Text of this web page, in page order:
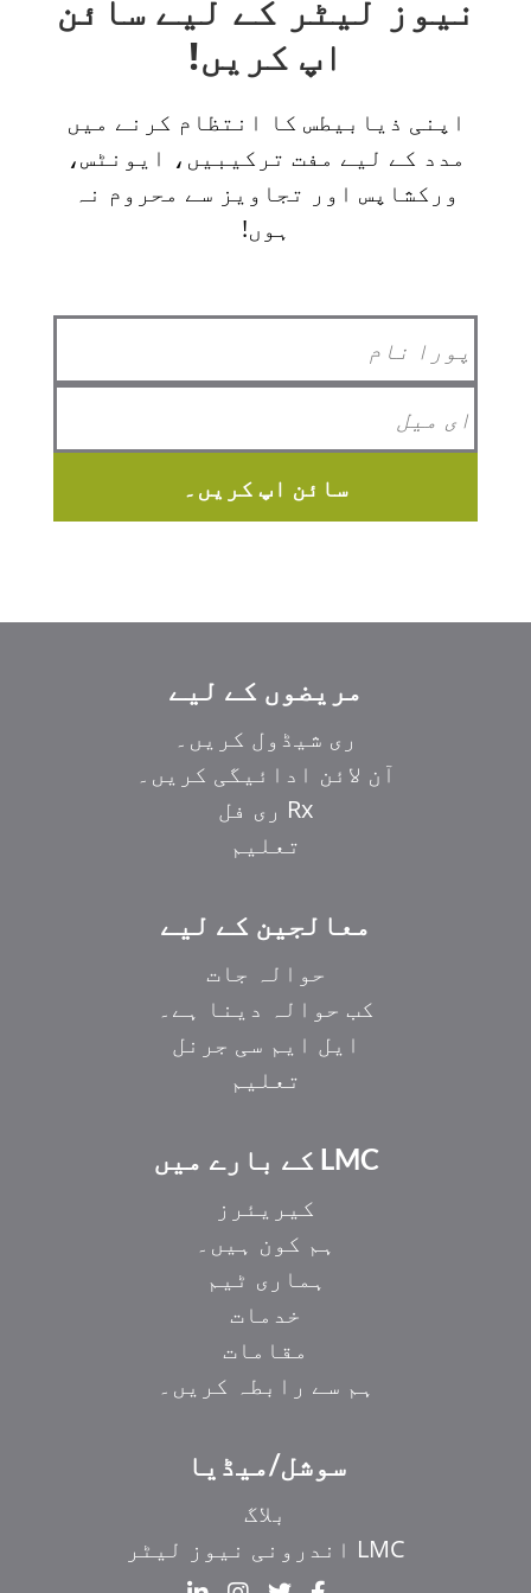
اپ کریں!
اپنی ذیابیطس کا انتظام کرنے میں
مدد کے لیے مفت ترکیبیں، ایونٹس،
ورکشاپس اور تجاویز سے محروم نہ
ہوں!
سائن اپ کریں۔
مریضوں کے لیے
ری شیڈول کریں۔
آن لائن ادائیگی کریں۔
Rx ری فل
تعلیم
معالجین کے لیے
حوالہ جات
کب حوالہ دینا ہے۔
ایل ایم سی جرنل
تعلیم
LMC کے بارے میں
کیریئرز
ہم کون ہیں۔
ہماری ٹیم
خدمات
مقامات
ہم سے رابطہ کریں۔
سوشل/میڈیا
بلاگ
LMC اندرونی نیوز لیٹر